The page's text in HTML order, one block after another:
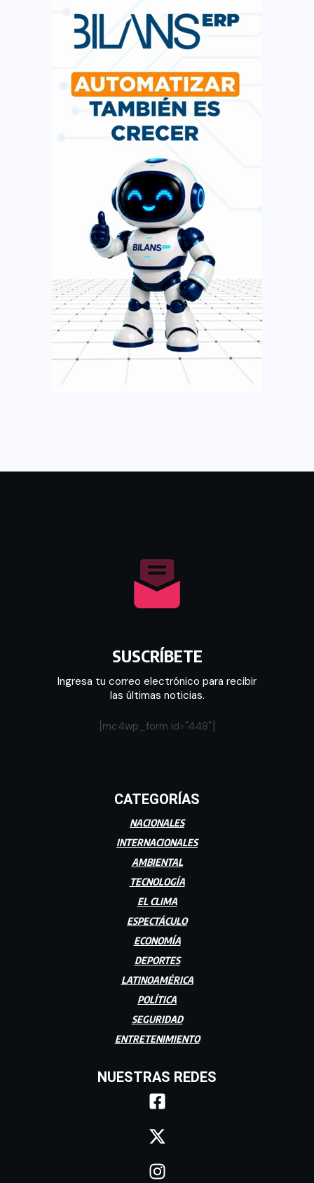
SUSCRÍBETE
Ingresa tu correo electrónico para recibir
las últimas noticias.
[mc4wp_form id="448"]
CATEGORÍAS
NACIONALES
INTERNACIONALES
AMBIENTAL
TECNOLOGÍA
EL CLIMA
ESPECTÁCULO
ECONOMÍA
DEPORTES
LATINOAMÉRICA
POLÍTICA
SEGURIDAD
ENTRETENIMIENTO
NUESTRAS REDES